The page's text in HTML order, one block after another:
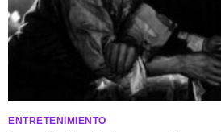
ENTRETENIMIENTO